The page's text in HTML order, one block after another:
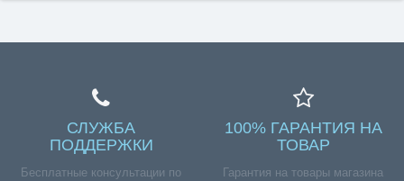
СЛУЖБА
ПОДДЕРЖКИ
Бесплатные консультации по
100% ГАРАНТИЯ НА
ТОВАР
Гарантия на товары магазина